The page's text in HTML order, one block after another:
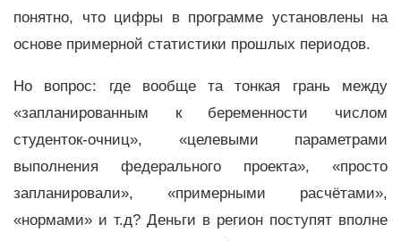
понятно, что цифры в программе установлены на
основе примерной статистики прошлых периодов.
Но вопрос: где вообще та тонкая грань между
«запланированным к беременности числом
студенток-очниц», «целевыми параметрами
выполнения федерального проекта», «просто
запланировали», «примерными расчётами»,
«нормами» и т.д? Деньги в регион поступят вполне